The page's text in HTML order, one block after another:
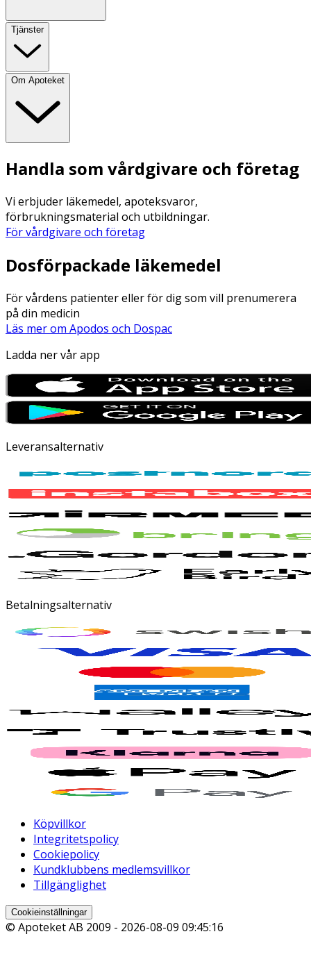
Tjänster
Om Apoteket
Handla som vårdgivare och företag
Vi erbjuder läkemedel, apoteksvaror,
förbrukningsmaterial och utbildningar.
För vårdgivare och företag
Dosförpackade läkemedel
För vårdens patienter eller för dig som vill prenumerera
på din medicin
Läs mer om Apodos och Dospac
Ladda ner vår app
Leveransalternativ
Betalningsalternativ
Köpvillkor
Integritetspolicy
Cookiepolicy
Kundklubbens medlemsvillkor
Tillgänglighet
Cookieinställningar
© Apoteket AB 2009 - 2026-08-09 09:45:16